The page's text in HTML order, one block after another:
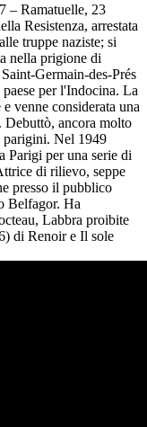
– Ramatuelle, 23
Resistenza, arrestata
truppe naziste; si
nella prigione di
Germain-des-Prés
per l'Indocina. La
venne considerata una
Debuttò, ancora molto
parigini. Nel 1949
Parigi per una serie di
di rilievo, seppe
presso il pubblico
Belfagor. Ha
Labbra proibite
di Renoir e Il sole